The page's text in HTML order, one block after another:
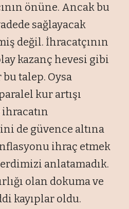
önüne. Ancak bu
sağlayacak
değil. İhracatçının
kazanç hevesi gibi
talep. Oysa
kur artışı
de güvence altına
ihraç etmek
anlatamadık.
olan dokuma ve
kayıplar oldu.